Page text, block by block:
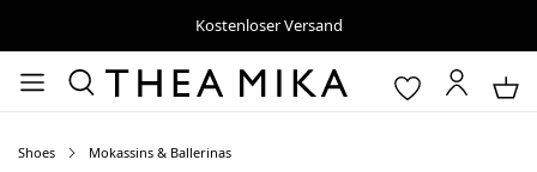
Kostenloser Versand
Shoes Mokassins & Ballerinas